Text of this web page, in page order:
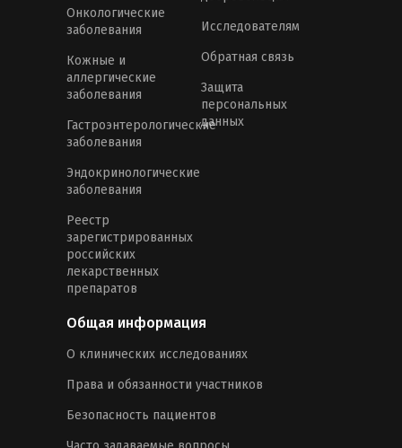
Онкологические
заболевания
Кожные и
аллергические
заболевания
Гастроэнтерологические
заболевания
Эндокринологические
заболевания
Реестр
зарегистрированных
российских
лекарственных
препаратов
Исследователям
Обратная связь
Защита
персональных
данных
Общая информация
О клинических исследованиях
Права и обязанности участников
Безопасность пациентов